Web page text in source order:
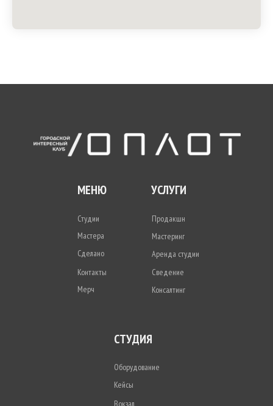
МЕНЮ УСЛУГИ
СТУДИЯ
Студии
Мастера
Сделано
Контакты
Мерч
Продакшн
Мастеринг
Аренда студии
Оборудование
Кейсы
Вокзал
Сведение
Консалтинг